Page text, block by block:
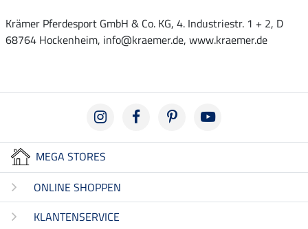
Krämer Pferdesport GmbH & Co. KG, 4. Industriestr. 1 + 2, D
68764 Hockenheim, info@kraemer.de, www.kraemer.de
MEGA STORES
ONLINE SHOPPEN
KLANTENSERVICE